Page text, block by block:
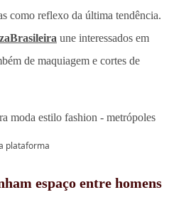
como reflexo da última tendência.
une interessados em
de maquiagem e cortes de
plataforma
espaço entre homens